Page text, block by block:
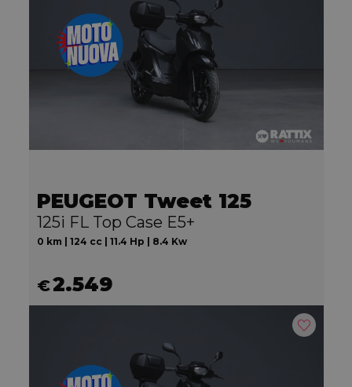
PEUGEOT Tweet 125
125i FL Top Case E5+
0 km | 124 cc | 11.4 Hp | 8.4 Kw
€2.549